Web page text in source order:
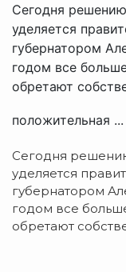
Сегодня
уделяется
губернатором
годом все
обретают
положительная ...
Сегодня
уделяется
губернатором
годом все
обретают